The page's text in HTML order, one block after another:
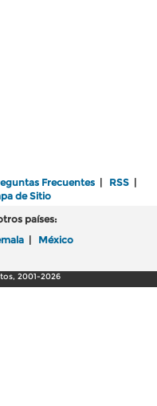
Frecuentes | RSS |
de Sitio
países:
| México
2001-2026